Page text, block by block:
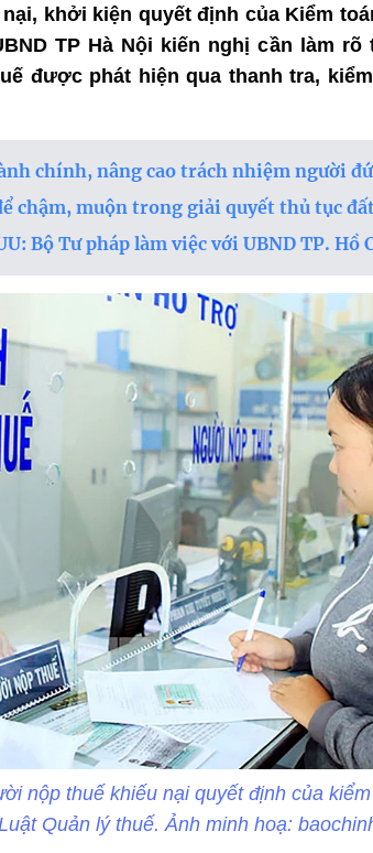
khởi kiện quyết định của Kiểm
TP Hà Nội kiến nghị cần làm
được phát hiện qua thanh tra,
chính, nâng cao trách nhiệm người
chậm, muộn trong giải quyết thủ tục
Bộ Tư pháp làm việc với UBND TP. Hồ
nộp thuế khiếu nại quyết định của
Quản lý thuế. Ảnh minh hoạ: